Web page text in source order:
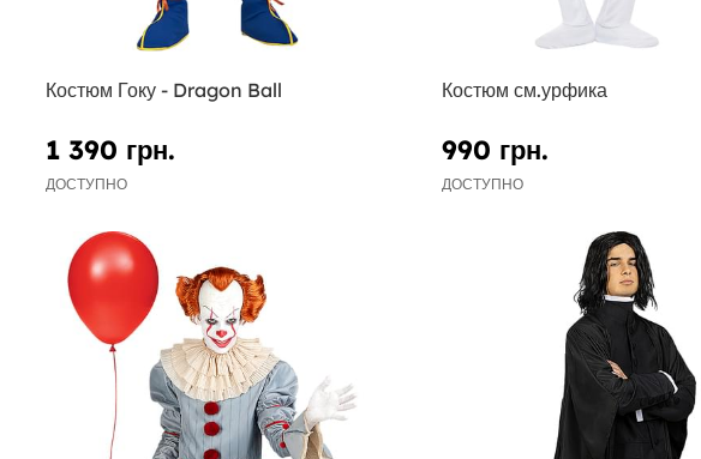
Костюм Гоку - Dragon Ball
1 390 грн.
ДОСТУПНО
Костюм см.урфика
990 грн.
ДОСТУПНО